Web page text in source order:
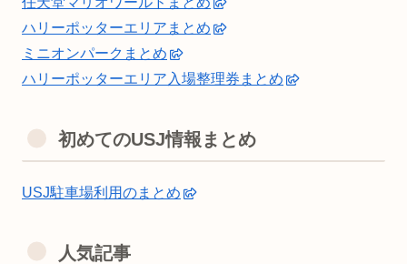
ハリーポッターエリアまとめ
ミニオンパークまとめ
ハリーポッターエリア入場整理券まとめ
初めてのUSJ情報まとめ
USJ駐車場利用のまとめ
人気記事